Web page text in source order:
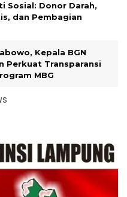
Sosial: Donor Darah,
dan Pembagian
Kepala BGN
Perkuat Transparansi
MBG